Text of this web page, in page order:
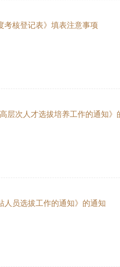
考核登记表》填表注意事项
层次人才选拔培养工作的通知》
人员选拔工作的通知》的通知